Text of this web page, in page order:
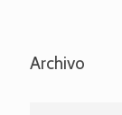
Archivo